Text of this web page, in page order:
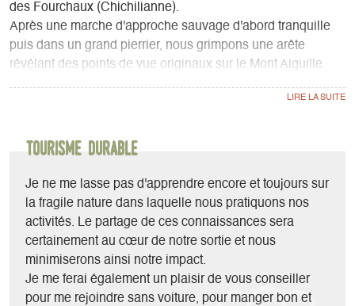
des Fourchaux (Chichilianne).
Après une marche d'approche sauvage d'abord tranquille
puis dans un grand pierrier, nous grimpons une arête
révélant des points de vue originaux sur le Mont Aiguille.
profondeur presque 500m de long, l'ambiance est alors à
de la glace) et la spéléologie. Les cris des chocards
Encore deux longueurs d'escalade au soleil retrouvé et
nous débouchons à proximité des sommets des rochers du
Parquet.
Sur le chemin qui nous ramène au Pas de l'Aiguille puis au
départ, nous pourrons apprécier l'ambiance bucolique
retrouvée et contempler une dernière fois notre incroyable
faille depuis le plateau.
Tourisme durable
Je ne me lasse pas d'apprendre encore et toujours sur
la fragile nature dans laquelle nous pratiquons nos
activités. Le partage de ces connaissances sera
certainement au cœur de notre sortie et nous
minimiserons ainsi notre impact.
Je me ferai également un plaisir de vous conseiller
pour me rejoindre sans voiture, pour manger bon et